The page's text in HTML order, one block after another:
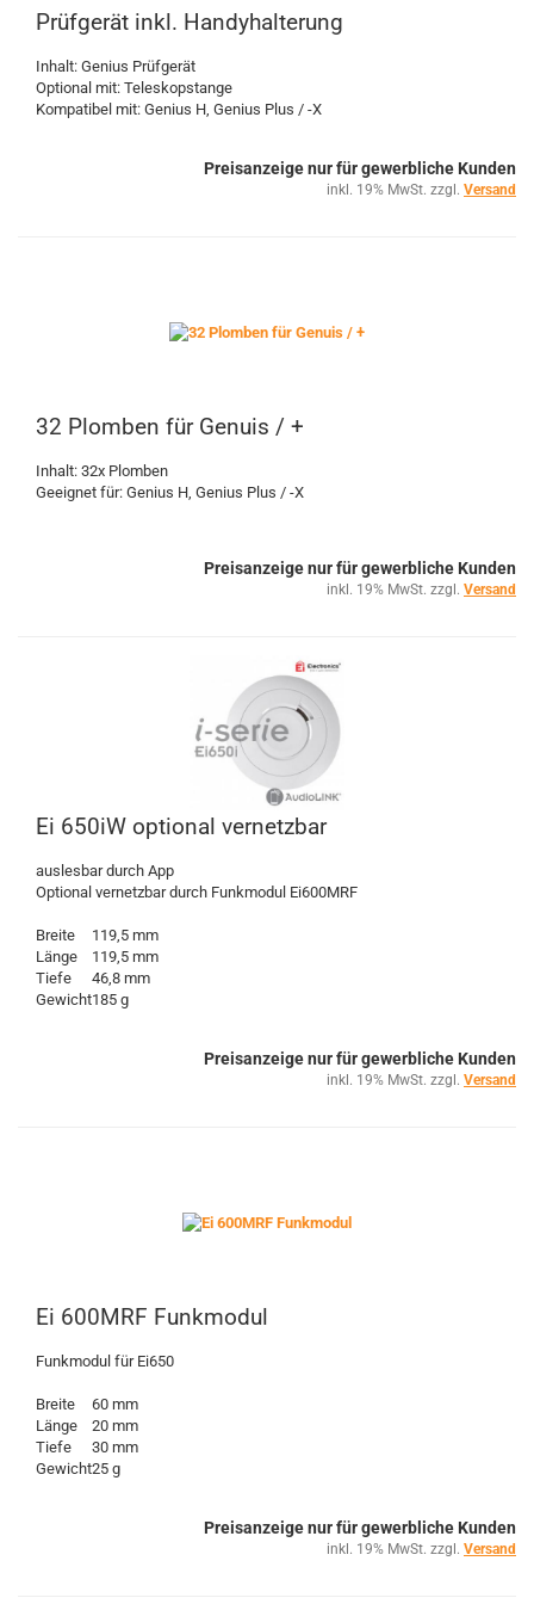
Prüfgerät inkl. Handyhalterung
Inhalt: Genius Prüfgerät
Optional mit: Teleskopstange
Kompatibel mit: Genius H, Genius Plus / -X
Preisanzeige nur für gewerbliche Kunden
inkl. 19% MwSt. zzgl. Versand
32 Plomben für Genuis / +
Inhalt: 32x Plomben
Geeignet für: Genius H, Genius Plus / -X
Preisanzeige nur für gewerbliche Kunden
inkl. 19% MwSt. zzgl. Versand
Ei 650iW optional vernetzbar
auslesbar durch App
Optional vernetzbar durch Funkmodul Ei600MRF
Breite
119,5 mm
Länge
119,5 mm
Tiefe
46,8 mm
Gewicht185 g
Preisanzeige nur für gewerbliche Kunden
inkl. 19% MwSt. zzgl. Versand
Ei 600MRF Funkmodul
Funkmodul für Ei650
Breite
60 mm
Länge
20 mm
Tiefe
30 mm
Gewicht25 g
Preisanzeige nur für gewerbliche Kunden
inkl. 19% MwSt. zzgl. Versand